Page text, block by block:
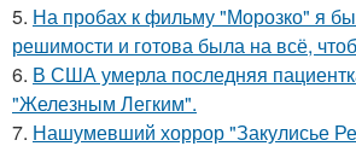
5. На пробах к фильму "Морозко" я
решимости и готова была на всё,
6. В США умерла последняя
"Железным Легким".
7. Нашумевший хоррор "Закулисье